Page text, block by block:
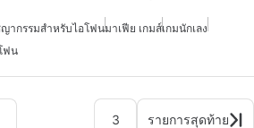
ากรรมสำหรับไอโฟนมาเฟีย เกมส์เกมนักเลง
ฟน
3 รายการสุดท้าย